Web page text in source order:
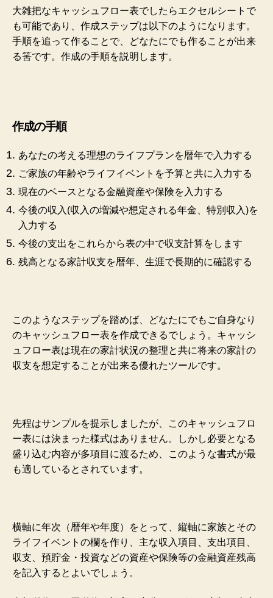
大雑把なキャッシュフロー表でしたらエクセルシートで
も可能であり、作成ステップは以下のようになります。
手順を追って作ることで、どなたにでも作ることが出来
る筈です。作成の手順を説明します。
作成の手順
あなたの考える理想のライフプランを暦年で入力する
ご家族の年齢やライフイベントを予算と共に入力する
現在のベースとなる金融資産や保険を入力する
今後の収入(収入の増減や想定される年金、特別収入)を
入力する
今後の支出をこれらから表の中で収支計算をします
残高となる家計収支を暦年、生涯で長期的に確認する
このようなステップを踏めば、どなたにでもご自身なり
のキャッシュフロー表を作成できるでしょう。キャッシ
ュフロー表は現在の家計状況の整理と共に将来の家計の
収支を想定することが出来る優れたツールです。
先程はサンプルを提示しましたが、このキャッシュフロ
ー表には決まった様式はありません。
しかし必要となる
盛り込む内容が多項目に渡るため、このような書式が最
も適しているとされています。
横軸に年次（暦年や年度）をとって、縦軸に家族とその
ライフイベントの欄を作り、主な収入項目、支出項目、
収支、預貯金・投資などの資産や保険等の金融資産残高
を記入するとよいでしょう。